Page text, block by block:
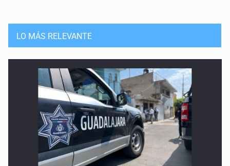
LO MÁS RELEVANTE